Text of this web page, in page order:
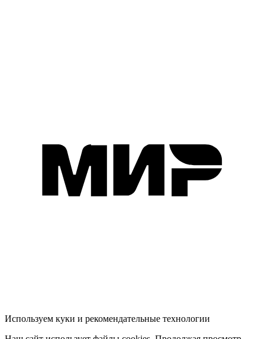
Используем куки и рекомендательные технологии